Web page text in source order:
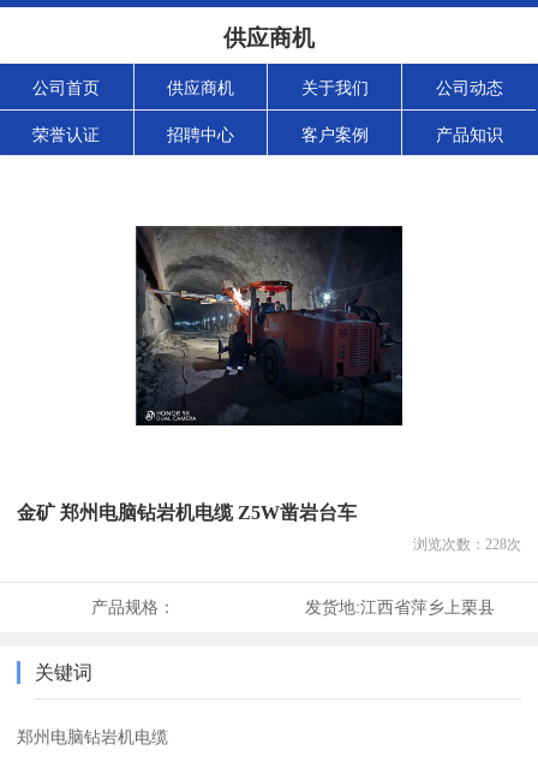
供应商机
公司首页 供应商机 关于我们 公司动态
荣誉认证 招聘中心 客户案例 产品知识
金矿 郑州电脑钻岩机电缆 Z5W凿岩台车
浏览次数： 228次
产品规格： 发货地:江西省萍乡上栗县
关键词
郑州电脑钻岩机电缆